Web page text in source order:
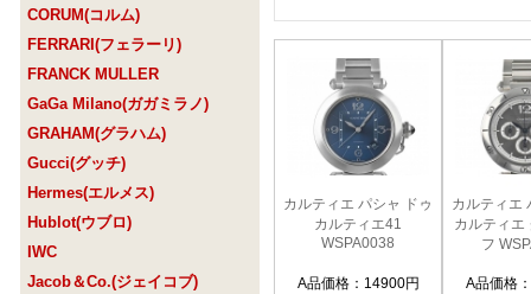
CORUM(コルム)
FERRARI(フェラーリ)
FRANCK MULLER
GaGa Milano(ガガミラノ)
GRAHAM(グラハム)
Gucci(グッチ)
Hermes(エルメス)
Hublot(ウブロ)
IWC
Jacob＆Co.(ジェイコブ)
カルティエ パシャ ドゥ
カルティエ41
WSPA0038
A品価格：14900円
カルティエ
カルティエ
フ
A品価格